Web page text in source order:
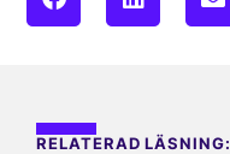
RELATERAD LÄSNING: